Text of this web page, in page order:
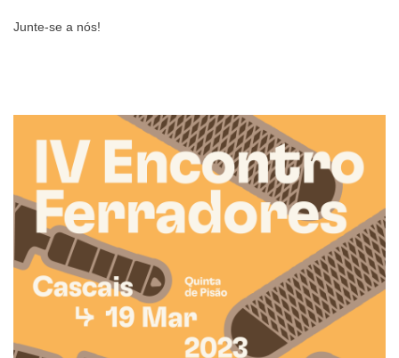
Junte-se a nós!